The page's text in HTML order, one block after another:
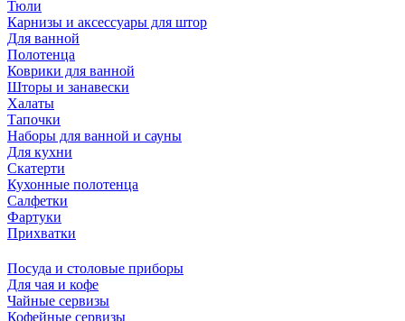
Тюли
Карнизы и аксессуары для штор
Для ванной
Полотенца
Коврики для ванной
Шторы и занавески
Халаты
Тапочки
Наборы для ванной и сауны
Для кухни
Скатерти
Кухонные полотенца
Салфетки
Фартуки
Прихватки
Посуда и столовые приборы
Для чая и кофе
Чайные сервизы
Кофейные сервизы